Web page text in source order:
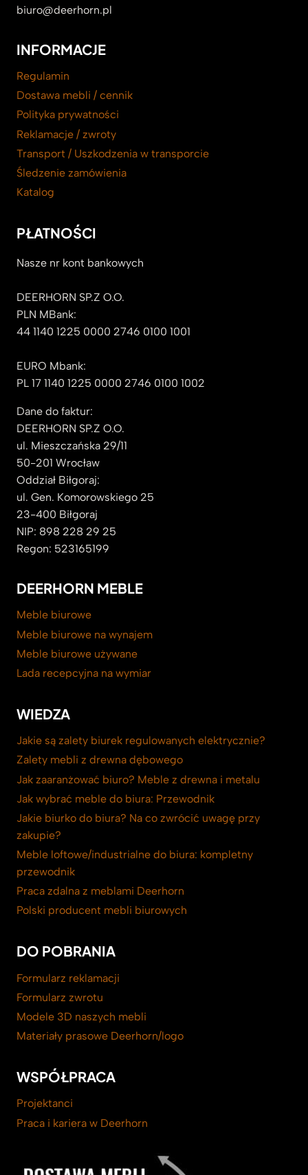
biuro@deerhorn.pl
INFORMACJE
Regulamin
Dostawa mebli / cennik
Polityka prywatności
Reklamacje / zwroty
Transport / Uszkodzenia w transporcie
Śledzenie zamówienia
Katalog
PŁATNOŚCI
Nasze nr kont bankowych
DEERHORN SP.Z O.O.
PLN MBank:
44 1140 1225 0000 2746 0100 1001
EURO Mbank:
PL 17 1140 1225 0000 2746 0100 1002
Dane do faktur:
DEERHORN SP.Z O.O.
ul. Mieszczańska 29/11
50-201 Wrocław
Oddział Biłgoraj:
ul. Gen. Komorowskiego 25
23-400 Biłgoraj
NIP: 898 228 29 25
Regon: 523165199
DEERHORN MEBLE
Meble biurowe
Meble biurowe na wynajem
Meble biurowe używane
Lada recepcyjna na wymiar
WIEDZA
Jakie są zalety biurek regulowanych elektrycznie?
Zalety mebli z drewna dębowego
Jak zaaranżować biuro? Meble z drewna i metalu
Jak wybrać meble do biura: Przewodnik
Jakie biurko do biura? Na co zwrócić uwagę przy
zakupie?
Meble loftowe/industrialne do biura: kompletny
przewodnik
Praca zdalna z meblami Deerhorn
Polski producent mebli biurowych
DO POBRANIA
Formularz reklamacji
Formularz zwrotu
Modele 3D naszych mebli
Materiały prasowe Deerhorn/logo
WSPÓŁPRACA
Projektanci
Praca i kariera w Deerhorn